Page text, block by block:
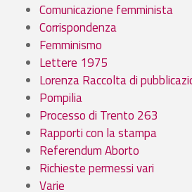
Comunicazione femminista
Corrispondenza
Femminismo
Lettere 1975
Lorenza Raccolta di
Pompilia
Processo di Trento 263
Rapporti con la stampa
Referendum Aborto
Richieste permessi vari
Varie